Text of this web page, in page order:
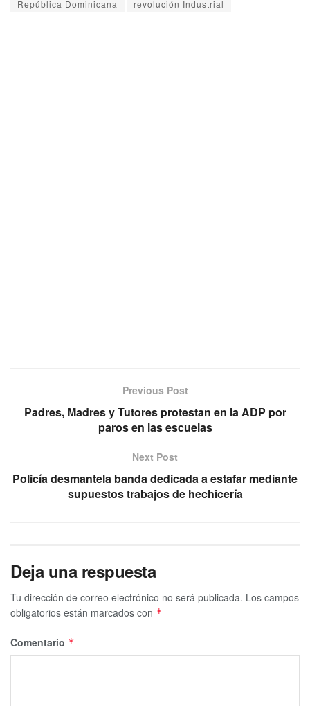
República Dominicana revolución Industrial
Previous Post
Padres, Madres y Tutores protestan en la ADP por
paros en las escuelas
Next Post
Policía desmantela banda dedicada a estafar mediante
supuestos trabajos de hechicería
Deja una respuesta
Tu dirección de correo electrónico no será publicada. Los campos
obligatorios están marcados con *
Comentario *